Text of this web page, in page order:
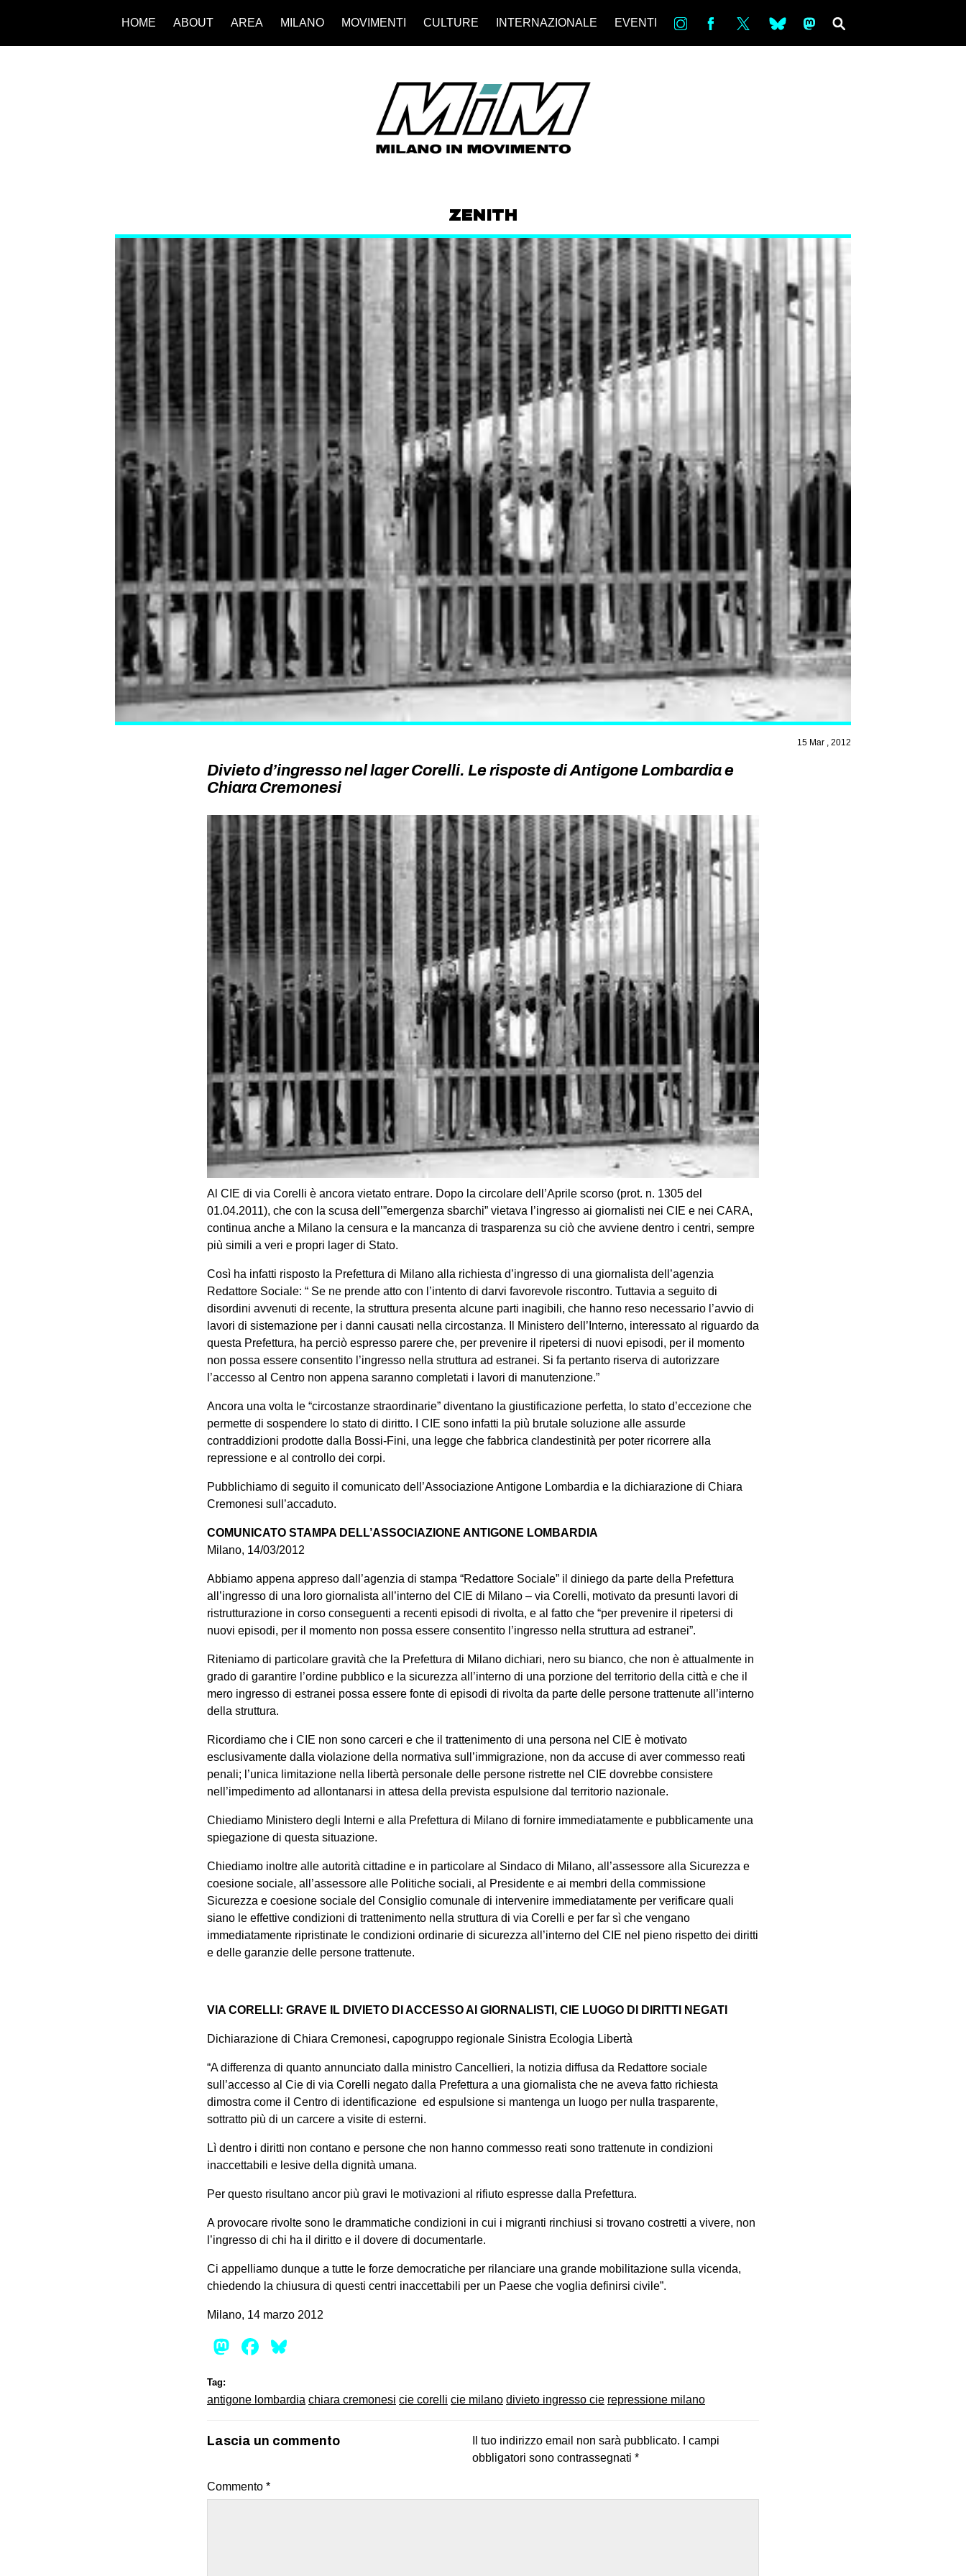
HOME ABOUT AREA MILANO MOVIMENTI CULTURE INTERNAZIONALE EVENTI in bsky ms
ZENITH
15 Mar , 2012
Divieto d’ingresso nel lager Corelli. Le risposte di Antigone Lombardia e
Chiara Cremonesi
Al CIE di via Corelli è ancora vietato entrare. Dopo la circolare dell’Aprile scorso (prot. n. 1305 del
01.04.2011), che con la scusa dell’”emergenza sbarchi” vietava l’ingresso ai giornalisti nei CIE e nei CARA,
continua anche a Milano la censura e la mancanza di trasparenza su ciò che avviene dentro i centri, sempre
più simili a veri e propri lager di Stato.
Così ha infatti risposto la Prefettura di Milano alla richiesta d’ingresso di una giornalista dell’agenzia
Redattore Sociale: “ Se ne prende atto con l’intento di darvi favorevole riscontro. Tuttavia a seguito di
disordini avvenuti di recente, la struttura presenta alcune parti inagibili, che hanno reso necessario l’avvio di
lavori di sistemazione per i danni causati nella circostanza. Il Ministero dell’Interno, interessato al riguardo da
questa Prefettura, ha perciò espresso parere che, per prevenire il ripetersi di nuovi episodi, per il momento
non possa essere consentito l’ingresso nella struttura ad estranei. Si fa pertanto riserva di autorizzare
l’accesso al Centro non appena saranno completati i lavori di manutenzione.”
Ancora una volta le “circostanze straordinarie” diventano la giustificazione perfetta, lo stato d’eccezione che
permette di sospendere lo stato di diritto. I CIE sono infatti la più brutale soluzione alle assurde
contraddizioni prodotte dalla Bossi-Fini, una legge che fabbrica clandestinità per poter ricorrere alla
repressione e al controllo dei corpi.
Pubblichiamo di seguito il comunicato dell’Associazione Antigone Lombardia e la dichiarazione di Chiara
Cremonesi sull’accaduto.
COMUNICATO STAMPA DELL’ASSOCIAZIONE ANTIGONE LOMBARDIA
Milano, 14/03/2012
Abbiamo appena appreso dall’agenzia di stampa “Redattore Sociale” il diniego da parte della Prefettura
all’ingresso di una loro giornalista all’interno del CIE di Milano – via Corelli, motivato da presunti lavori di
ristrutturazione in corso conseguenti a recenti episodi di rivolta, e al fatto che “per prevenire il ripetersi di
nuovi episodi, per il momento non possa essere consentito l’ingresso nella struttura ad estranei”.
Riteniamo di particolare gravità che la Prefettura di Milano dichiari, nero su bianco, che non è attualmente in
grado di garantire l’ordine pubblico e la sicurezza all’interno di una porzione del territorio della città e che il
mero ingresso di estranei possa essere fonte di episodi di rivolta da parte delle persone trattenute all’interno
della struttura.
Ricordiamo che i CIE non sono carceri e che il trattenimento di una persona nel CIE è motivato
esclusivamente dalla violazione della normativa sull’immigrazione, non da accuse di aver commesso reati
penali; l’unica limitazione nella libertà personale delle persone ristrette nel CIE dovrebbe consistere
nell’impedimento ad allontanarsi in attesa della prevista espulsione dal territorio nazionale.
Chiediamo Ministero degli Interni e alla Prefettura di Milano di fornire immediatamente e pubblicamente una
spiegazione di questa situazione.
Chiediamo inoltre alle autorità cittadine e in particolare al Sindaco di Milano, all’assessore alla Sicurezza e
coesione sociale, all’assessore alle Politiche sociali, al Presidente e ai membri della commissione
Sicurezza e coesione sociale del Consiglio comunale di intervenire immediatamente per verificare quali
siano le effettive condizioni di trattenimento nella struttura di via Corelli e per far sì che vengano
immediatamente ripristinate le condizioni ordinarie di sicurezza all’interno del CIE nel pieno rispetto dei diritti
e delle garanzie delle persone trattenute.
VIA CORELLI: GRAVE IL DIVIETO DI ACCESSO AI GIORNALISTI, CIE LUOGO DI DIRITTI NEGATI
Dichiarazione di Chiara Cremonesi, capogruppo regionale Sinistra Ecologia Libertà
“A differenza di quanto annunciato dalla ministro Cancellieri, la notizia diffusa da Redattore sociale
sull’accesso al Cie di via Corelli negato dalla Prefettura a una giornalista che ne aveva fatto richiesta
dimostra come il Centro di identificazione ed espulsione si mantenga un luogo per nulla trasparente,
sottratto più di un carcere a visite di esterni.
Lì dentro i diritti non contano e persone che non hanno commesso reati sono trattenute in condizioni
inaccettabili e lesive della dignità umana.
Per questo risultano ancor più gravi le motivazioni al rifiuto espresse dalla Prefettura.
A provocare rivolte sono le drammatiche condizioni in cui i migranti rinchiusi si trovano costretti a vivere, non
l’ingresso di chi ha il diritto e il dovere di documentarle.
Ci appelliamo dunque a tutte le forze democratiche per rilanciare una grande mobilitazione sulla vicenda,
chiedendo la chiusura di questi centri inaccettabili per un Paese che voglia definirsi civile”.
Milano, 14 marzo 2012
Mastodon
Facebook
Tag:
antigone lombardia chiara cremonesi cie corelli cie milano divieto ingresso cie repressione milano
Lascia un commento Il tuo indirizzo email non sarà pubblicato.
I campi
obbligatori sono contrassegnati *
Commento *